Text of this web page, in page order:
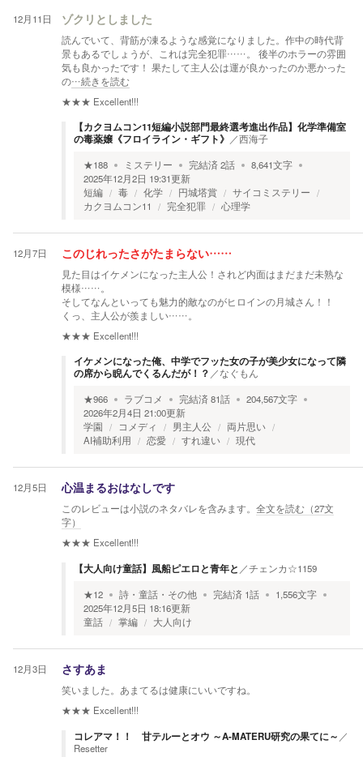
12月11日 ゾクリとしました
読んでいて、背筋が凍るような感覚になりました。作中の時代背
景もあるでしょうが、これは完全犯罪……。 後半のホラーの雰囲
気も良かったです！ 果たして主人公は運が良かったのか悪かった
の…続きを読む
★★★ Excellent!!!
【カクヨムコン11短編小説部門最終選考進出作品】化学準備室
の毒薬嬢《フロイライン・ギフト》 ／西海子
★188 ミステリー 完結済2話 8,641文字
2025年12月2日 19:31更新
短編
毒 化学 円城塔賞
サイコミステリー
カクヨムコン11
完全犯罪 心理学
12月7日 このじれったさがたまらない……
見た目はイケメンになった主人公！されど内面はまだまだ未熟な
模様……。
そしてなんといっても魅力的敵なのがヒロインの月城さん！！
くっ、主人公が羨ましい……。
★★★ Excellent!!!
イケメンになった俺、中学でフッた女の子が美少女になって隣
の席から睨んでくるんだが！？ ／なぐもん
★966 ラブコメ 完結済81話 204,567文字
2026年2月4日 21:00更新
学園
コメディ 男主人公
両片思い
AI補助利用
恋愛 すれ違い 現代
12月5日 心温まるおはなしです
このレビューは小説のネタバレを含みます。 全文を読む（27文
字）
★★★ Excellent!!!
【大人向け童話】風船ピエロと青年と ／チェンカ☆1159
★12 詩・童話・その他 完結済 1話 1,556文字
2025年12月5日 18:16更新
童話
掌編 大人向け
12月3日 さすあま
笑いました。あまてるは健康にいいですね。
★★★ Excellent!!!
コレアマ！！ 甘テルーとオウ ～A-MATERU研究の果てに～ ／
Resetter